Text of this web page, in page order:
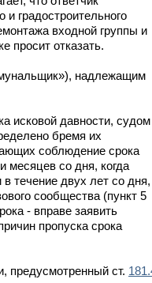
градостроительного
входной группы и
просит отказать.
надлежащим
исковой давности, судом
бремя их
соблюдение срока
месяцев со дня, когда
течение двух лет со дня,
сообщества (пункт 5
- вправе заявить
пропуска срока
предусмотренный ст.